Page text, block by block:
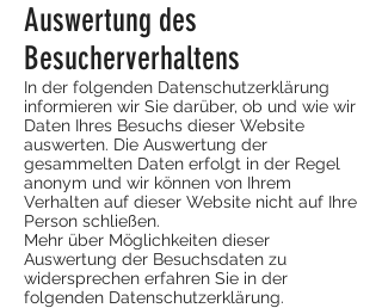
Auswertung des
Besucherverhaltens
In der folgenden Datenschutzerklärung
informieren wir Sie darüber, ob und wie wir
Daten Ihres Besuchs dieser Website
auswerten. Die Auswertung der
gesammelten Daten erfolgt in der Regel
anonym und wir können von Ihrem
Verhalten auf dieser Website nicht auf Ihre
Person schließen.
Mehr über Möglichkeiten dieser
Auswertung der Besuchsdaten zu
widersprechen erfahren Sie in der
folgenden Datenschutzerklärung.